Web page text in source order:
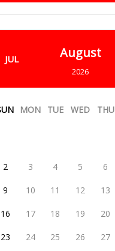
JUL August
2026
MON TUE WED THU
2 3 4 5 6
9 10 11 12 13
16 17 18 19 20
23 24 25 26 27